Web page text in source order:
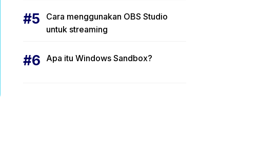
Cara menggunakan OBS Studio
untuk streaming
Apa itu Windows Sandbox?